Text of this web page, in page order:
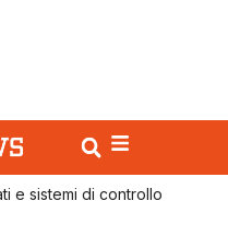
e sistemi di controllo